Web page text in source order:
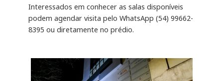
Interessados em conhecer as salas disponíveis
podem agendar visita pelo WhatsApp (54) 99662-
8395 ou diretamente no prédio.